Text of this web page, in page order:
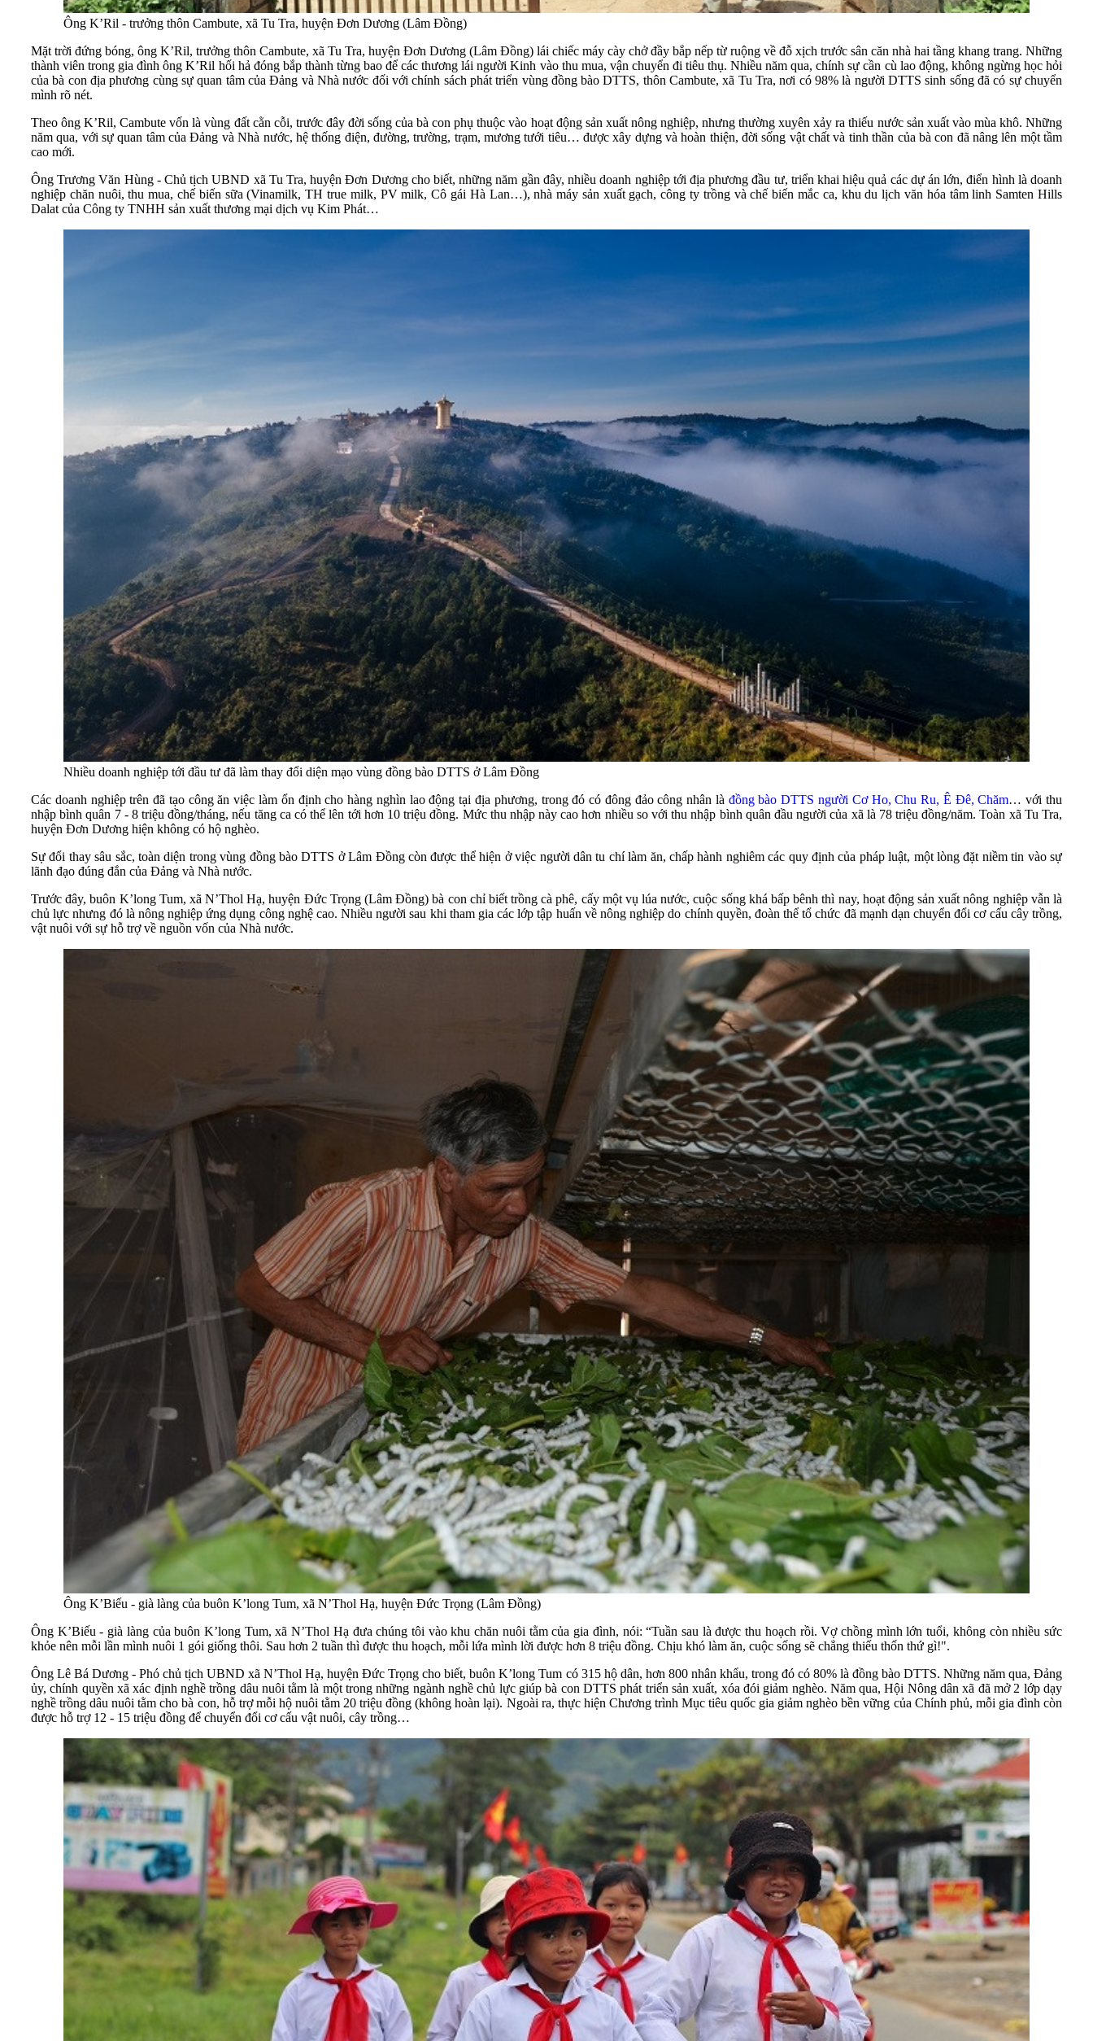
Ông K’Ril - trưởng thôn Cambute, xã Tu Tra, huyện Đơn Dương (Lâm Đồng)
Mặt trời đứng bóng, ông K’Ril, trưởng thôn Cambute, xã Tu Tra, huyện Đơn Dương (Lâm Đồng) lái chiếc máy cày chở đầy bắp nếp từ ruộng về đỗ xịch trước sân căn nhà hai tầng khang trang. Những
thành viên trong gia đình ông K’Ril hối hả đóng bắp thành từng bao để các thương lái người Kinh vào thu mua, vận chuyển đi tiêu thụ. Nhiều năm qua, chính sự cần cù lao động, không ngừng học hỏi
của bà con địa phương cùng sự quan tâm của Đảng và Nhà nước đối với chính sách phát triển vùng đồng bào DTTS, thôn Cambute, xã Tu Tra, nơi có 98% là người DTTS sinh sống đã có sự chuyển
mình rõ nét.
Theo ông K’Ril, Cambute vốn là vùng đất cằn cỗi, trước đây đời sống của bà con phụ thuộc vào hoạt động sản xuất nông nghiệp, nhưng thường xuyên xảy ra thiếu nước sản xuất vào mùa khô. Những
năm qua, với sự quan tâm của Đảng và Nhà nước, hệ thống điện, đường, trường, trạm, mương tưới tiêu… được xây dựng và hoàn thiện, đời sống vật chất và tinh thần của bà con đã nâng lên một tầm
cao mới.
Ông Trương Văn Hùng - Chủ tịch UBND xã Tu Tra, huyện Đơn Dương cho biết, những năm gần đây, nhiều doanh nghiệp tới địa phương đầu tư, triển khai hiệu quả các dự án lớn, điển hình là doanh
nghiệp chăn nuôi, thu mua, chế biến sữa (Vinamilk, TH true milk, PV milk, Cô gái Hà Lan…), nhà máy sản xuất gạch, công ty trồng và chế biến mắc ca, khu du lịch văn hóa tâm linh Samten Hills
Dalat của Công ty TNHH sản xuất thương mại dịch vụ Kim Phát…
Nhiều doanh nghiệp tới đầu tư đã làm thay đổi diện mạo vùng đồng bào DTTS ở Lâm Đồng
Các doanh nghiệp trên đã tạo công ăn việc làm ổn định cho hàng nghìn lao động tại địa phương, trong đó có đông đảo công nhân là đồng bào DTTS người Cơ Ho, Chu Ru, Ê Đê, Chăm… với thu
nhập bình quân 7 - 8 triệu đồng/tháng, nếu tăng ca có thể lên tới hơn 10 triệu đồng. Mức thu nhập này cao hơn nhiều so với thu nhập bình quân đầu người của xã là 78 triệu đồng/năm. Toàn xã Tu Tra,
huyện Đơn Dương hiện không có hộ nghèo.
Sự đổi thay sâu sắc, toàn diện trong vùng đồng bào DTTS ở Lâm Đồng còn được thể hiện ở việc người dân tu chí làm ăn, chấp hành nghiêm các quy định của pháp luật, một lòng đặt niềm tin vào sự
lãnh đạo đúng đắn của Đảng và Nhà nước.
Trước đây, buôn K’long Tum, xã N’Thol Hạ, huyện Đức Trọng (Lâm Đồng) bà con chỉ biết trồng cà phê, cấy một vụ lúa nước, cuộc sống khá bấp bênh thì nay, hoạt động sản xuất nông nghiệp vẫn là
chủ lực nhưng đó là nông nghiệp ứng dụng công nghệ cao. Nhiều người sau khi tham gia các lớp tập huấn về nông nghiệp do chính quyền, đoàn thể tổ chức đã mạnh dạn chuyển đổi cơ cấu cây trồng,
vật nuôi với sự hỗ trợ về nguồn vốn của Nhà nước.
Ông K’Biếu - già làng của buôn K’long Tum, xã N’Thol Hạ, huyện Đức Trọng (Lâm Đồng)
Ông K’Biếu - già làng của buôn K’long Tum, xã N’Thol Hạ đưa chúng tôi vào khu chăn nuôi tằm của gia đình, nói: “Tuần sau là được thu hoạch rồi. Vợ chồng mình lớn tuổi, không còn nhiều sức
khỏe nên mỗi lần mình nuôi 1 gói giống thôi. Sau hơn 2 tuần thì được thu hoạch, mỗi lứa mình lời được hơn 8 triệu đồng. Chịu khó làm ăn, cuộc sống sẽ chẳng thiếu thốn thứ gì!".
Ông Lê Bá Dương - Phó chủ tịch UBND xã N’Thol Hạ, huyện Đức Trọng cho biết, buôn K’long Tum có 315 hộ dân, hơn 800 nhân khẩu, trong đó có 80% là đồng bào DTTS. Những năm qua, Đảng
ủy, chính quyền xã xác định nghề trồng dâu nuôi tằm là một trong những ngành nghề chủ lực giúp bà con DTTS phát triển sản xuất, xóa đói giảm nghèo. Năm qua, Hội Nông dân xã đã mở 2 lớp dạy
nghề trồng dâu nuôi tằm cho bà con, hỗ trợ mỗi hộ nuôi tằm 20 triệu đồng (không hoàn lại). Ngoài ra, thực hiện Chương trình Mục tiêu quốc gia giảm nghèo bền vững của Chính phủ, mỗi gia đình còn
được hỗ trợ 12 - 15 triệu đồng để chuyển đổi cơ cấu vật nuôi, cây trồng…